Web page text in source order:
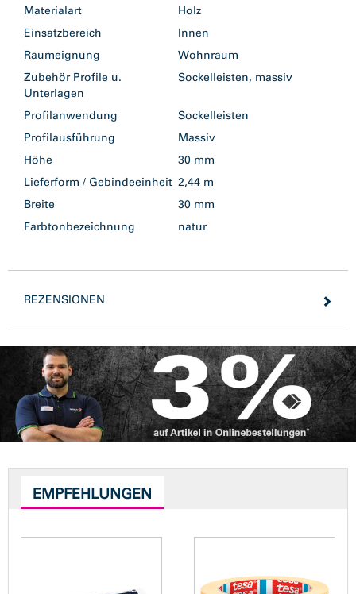
Materialart
Holz
Einsatzbereich
Innen
Raumeignung
Wohnraum
Zubehör Profile u.
Unterlagen
Sockelleisten, massiv
Profilanwendung
Sockelleisten
Profilausführung
Massiv
Höhe
30 mm
Lieferform / Gebindeeinheit 2,44 m
Breite
30 mm
Farbtonbezeichnung
natur
REZENSIONEN
EMPFEHLUNGEN